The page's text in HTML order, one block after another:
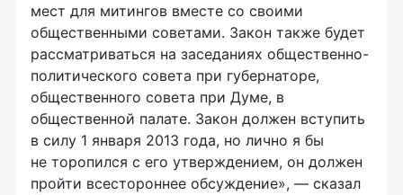
мест для митингов вместе со своими
общественными советами. Закон также будет
рассматриваться на заседаниях общественно-
политического совета при губернаторе,
общественного совета при Думе, в
общественной палате. Закон должен вступить
в силу 1 января 2013 года, но лично я бы
не торопился с его утверждением, он должен
пройти всестороннее обсуждение», — сказал